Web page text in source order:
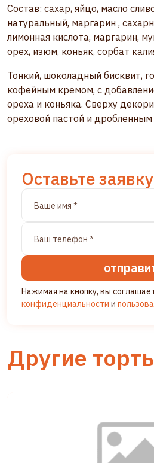
Состав: сахар, яйцо, масло
натуральный, маргарин ,
лимонная кислота, маргарин,
орех, изюм, коньяк, сорбат
Тонкий, шоколадный бисквит,
кофейным кремом, с
ореха и коньяка. Сверху
ореховой пастой и
Оставьте заявку
Нажимая на кнопку, вы
конфиденциальности и
Другие